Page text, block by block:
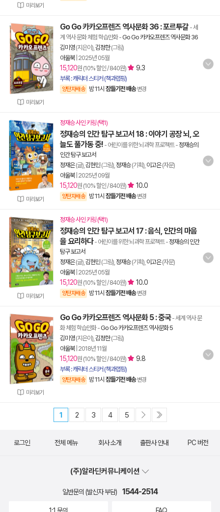
미리보기
미리보기
Go Go 카카오프렌즈 역사문화 36 : 포르투갈 - 세
계 역사 문화 체험 학습만화-Go Go 카카오프렌즈 역사문화 36
김미영(지은이), 김정한(그림)
아울북| 2025년 05월
15,120원 (10% 할인 / 840원) 9.3
부록 : 캐릭터 스티커 (책과랩핑)
양탄자배송 밤 11시 잠들기전 배송 변경
미리보기
정재승 사인 키링 (택1)
정재승의 인간 탐구 보고서 18 : 이야기 공장 뇌, 오
늘도 풀가동 중! - 어린이를 위한 뇌과학 프로젝트-정재승의
인간 탐구 보고서
정재은(글), 김현민(그림), 정재승(기획), 이고은(자문)
아울북| 2025년 09월
15,120원 (10% 할인 / 840원) 10.0
양탄자배송 밤 11시 잠들기전 배송 변경
미리보기
정재승 사인 키링 (택1)
정재승의 인간 탐구 보고서 17 : 음식, 인간의 마음
을 요리하다- 어린이를 위한 뇌과학 프로젝트-정재승의 인간
탐구 보고서
정재은(글), 김현민(그림), 정재승(기획), 이고은(자문)
아울북| 2025년 05월
15,120원 (10% 할인 / 840원) 10.0
양탄자배송 밤 11시 잠들기전 배송 변경
미리보기
Go Go 카카오프렌즈 역사문화 5 : 중국- 세계 역사 문
화 체험 학습만화-Go Go 카카오프렌즈 역사문화 5
김미영(지은이), 김정한(그림)
아울북| 2018년 11월
15,120원 (10% 할인 / 840원) 9.8
부록 : 캐릭터 스티커 (책과랩핑)
양탄자배송 밤 11시 잠들기전 배송 변경
1 2 3 4 5
로그인 전체 메뉴 회사 소개 출판사 안내 PC 버전
(주)알라딘커뮤니케이션
일반문의 (발신자 부담) 1544-2514